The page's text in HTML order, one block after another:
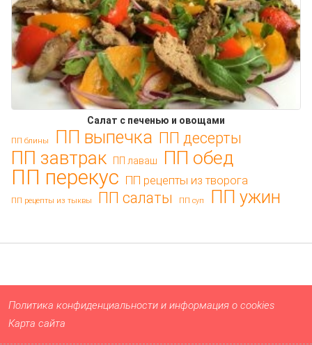
Салат с печенью и овощами
ПП блины ПП выпечка ПП десерты
ПП завтрак ПП лаваш ПП обед
ПП перекус ПП рецепты из творога
ПП рецепты из тыквы ПП салаты ПП суп ПП ужин
Политика конфиденциальности и информация о cookies
Карта сайта